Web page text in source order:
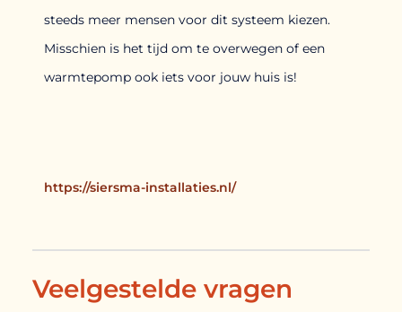
steeds meer mensen voor dit systeem kiezen.
Misschien is het tijd om te overwegen of een
warmtepomp ook iets voor jouw huis is!
https://siersma-installaties.nl/
Veelgestelde vragen